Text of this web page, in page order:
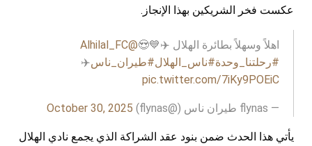
عكست فخر الشريكين بهذا الإنجاز.
اهلاً وسهلاً بطائرة الهلال ✈️💙😍@Alhilal_FC
#رحلتنا_وحدة#ناس_الهلال#طيران_ناس✈️
pic.twitter.com/7iKy9POEiC
— flynas طيران ناس (@flynas) October 30, 2025
يأتي هذا الحدث ضمن بنود عقد الشراكة الذي يجمع نادي الهلال